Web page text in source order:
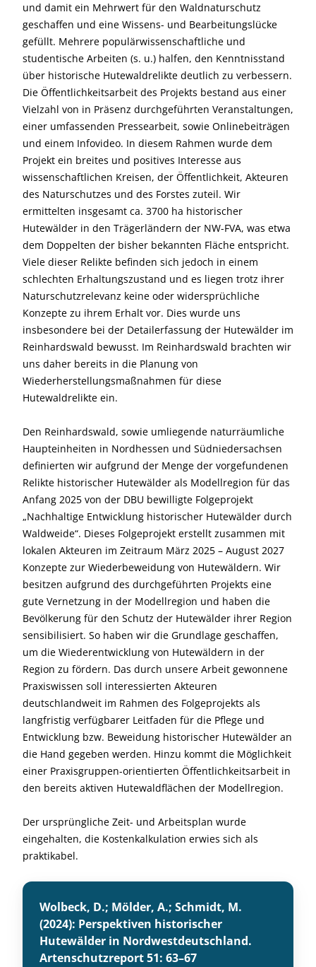
und damit ein Mehrwert für den Waldnaturschutz
geschaffen und eine Wissens- und Bearbeitungslücke
gefüllt. Mehrere populärwissenschaftliche und
studentische Arbeiten (s. u.) halfen, den Kenntnisstand
über historische Hutewaldrelikte deutlich zu verbessern.
Die Öffentlichkeitsarbeit des Projekts bestand aus einer
Vielzahl von in Präsenz durchgeführten Veranstaltungen,
einer umfassenden Pressearbeit, sowie Onlinebeiträgen
und einem Infovideo. In diesem Rahmen wurde dem
Projekt ein breites und positives Interesse aus
wissenschaftlichen Kreisen, der Öffentlichkeit, Akteuren
des Naturschutzes und des Forstes zuteil. Wir
ermittelten insgesamt ca. 3700 ha historischer
Hutewälder in den Trägerländern der NW-FVA, was etwa
dem Doppelten der bisher bekannten Fläche entspricht.
Viele dieser Relikte befinden sich jedoch in einem
schlechten Erhaltungszustand und es liegen trotz ihrer
Naturschutzrelevanz keine oder widersprüchliche
Konzepte zu ihrem Erhalt vor. Dies wurde uns
insbesondere bei der Detailerfassung der Hutewälder im
Reinhardswald bewusst. Im Reinhardswald brachten wir
uns daher bereits in die Planung von
Wiederherstellungsmaßnahmen für diese
Hutewaldrelikte ein.
Den Reinhardswald, sowie umliegende naturräumliche
Haupteinheiten in Nordhessen und Südniedersachsen
definierten wir aufgrund der Menge der vorgefundenen
Relikte historischer Hutewälder als Modellregion für das
Anfang 2025 von der DBU bewilligte Folgeprojekt
„Nachhaltige Entwicklung historischer Hutewälder durch
Waldweide“. Dieses Folgeprojekt erstellt zusammen mit
lokalen Akteuren im Zeitraum März 2025 – August 2027
Konzepte zur Wiederbeweidung von Hutewäldern. Wir
besitzen aufgrund des durchgeführten Projekts eine
gute Vernetzung in der Modellregion und haben die
Bevölkerung für den Schutz der Hutewälder ihrer Region
sensibilisiert. So haben wir die Grundlage geschaffen,
um die Wiederentwicklung von Hutewäldern in der
Region zu fördern. Das durch unsere Arbeit gewonnene
Praxiswissen soll interessierten Akteuren
deutschlandweit im Rahmen des Folgeprojekts als
langfristig verfügbarer Leitfaden für die Pflege und
Entwicklung bzw. Beweidung historischer Hutewälder an
die Hand gegeben werden. Hinzu kommt die Möglichkeit
einer Praxisgruppen-orientierten Öffentlichkeitsarbeit in
den bereits aktiven Hutewaldflächen der Modellregion.
Der ursprüngliche Zeit- und Arbeitsplan wurde
eingehalten, die Kostenkalkulation erwies sich als
praktikabel.
Wolbeck, D.; Mölder, A.; Schmidt, M.
(2024): Perspektiven historischer
Hutewälder in Nordwestdeutschland.
Artenschutzreport 51: 63–67